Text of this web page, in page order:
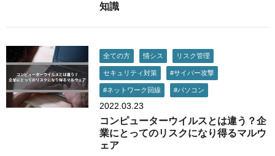
知識
全ての方 情シス リスク管理
セキュリティ対策 #サイバー攻撃
#ネットワーク回線 #パソコン
2022.03.23
コンピューターウイルスとは違う？企
業にとってのリスクになり得るマルウ
ェア